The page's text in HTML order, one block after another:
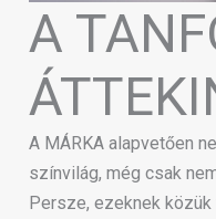
A
A MÁRKA alapvetően
színvilág, még csak
Persze, ezeknek közük